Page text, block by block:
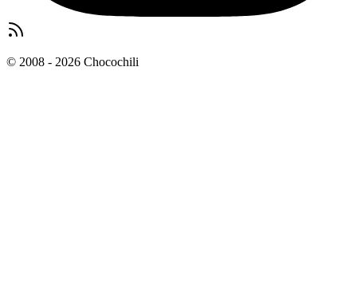
© 2008 - 2026 Chocochili